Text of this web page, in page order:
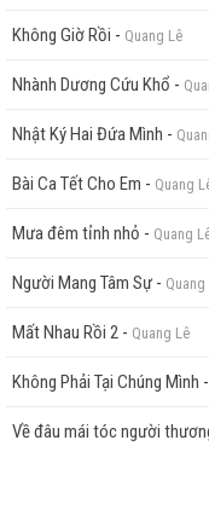
Không Giờ Rồi - Quang Lê
Nhành Dương Cứu Khổ -
Nhật Ký Hai Đứa Mình -
Bài Ca Tết Cho Em - Quang
Mưa đêm tỉnh nhỏ - Quang
Người Mang Tâm Sự - Quang
Mất Nhau Rồi 2 - Quang Lê
Không Phải Tại Chúng Mình -
Về đâu mái tóc người